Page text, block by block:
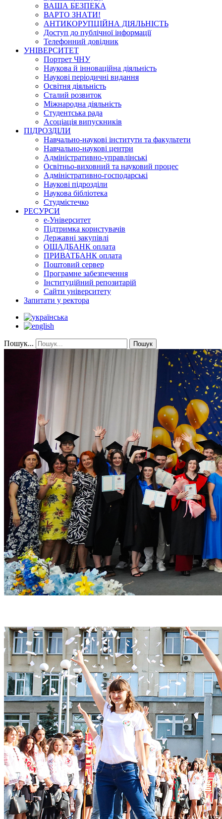
ВАША БЕЗПЕКА
ВАРТО ЗНАТИ!
АНТИКОРУПЦІЙНА ДІЯЛЬНІСТЬ
Доступ до публічної інформації
Телефонний довідник
УНІВЕРСИТЕТ
Портрет ЧНУ
Наукова й інноваційна діяльність
Наукові періодичні видання
Освітня діяльність
Сталий розвиток
Міжнародна діяльність
Студентська рада
Асоціація випускників
ПІДРОЗДІЛИ
Навчально-наукові інститути та факультети
Навчально-наукові центри
Адміністративно-управлінські
Освітньо-виховний та науковий процес
Адміністративно-господарські
Наукові підрозділи
Наукова бібліотека
Студмістечко
РЕСУРСИ
е-Університет
Підтримка користувачів
Державні закупівлі
ОЩАДБАНК оплата
ПРИВАТБАНК оплата
Поштовий сервер
Програмне забезпечення
Інституційний репозитарій
Сайти університету
Запитати у ректора
Пошук... Пошук